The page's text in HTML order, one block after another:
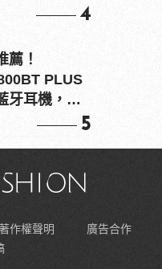
4
薦！
PLUS
牙耳機，在
5
作權聲明
廣告合作